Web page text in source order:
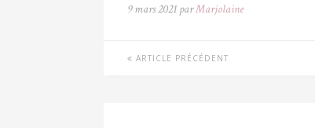
9 mars 2021 parMarjolaine
ARTICLE PRÉCÉDENT